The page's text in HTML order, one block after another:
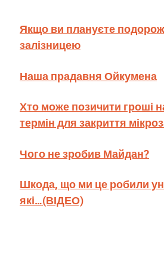
Якщо ви плануєте
залізницею
Наша прадавня Ойкумена
Хто може позичити гроші
термін для закриття
Чого не зробив Майдан?
Шкода, що ми це робили
які…(ВІДЕО)